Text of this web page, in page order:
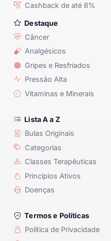
Cashback de até 8%
Destaque
Câncer
Analgésicos
Gripes e Resfriados
Pressão Alta
Vitaminas e Minerais
Lista A a Z
Bulas Originais
Categorias
Classes Terapêuticas
Princípios Ativos
Doenças
Termos e Políticas
Política de Privacidade